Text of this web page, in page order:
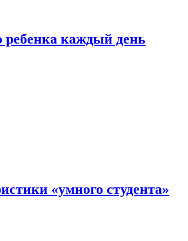
ребенка каждый день
«умного студента»